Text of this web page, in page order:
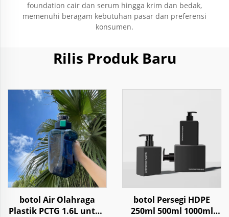
foundation cair dan serum hingga krim dan bedak,
memenuhi beragam kebutuhan pasar dan preferensi
konsumen.
Rilis Produk Baru
botol Air Olahraga
Plastik PCTG 1.6L untuk
botol Persegi HDPE
250ml 500ml 1000ml